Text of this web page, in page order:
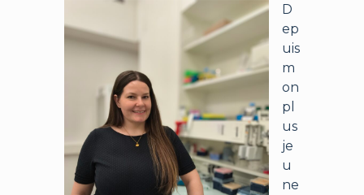
D
ep
uis
m
on
pl
us
je
u
ne